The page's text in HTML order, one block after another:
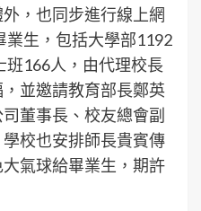
，也同步進行線上網
業生，包括大學部1192
班166人，由代理校長
並邀請教育部長鄭英
董事長、校友總會副
校也安排師長貴賓傳
氣球給畢業生，期許